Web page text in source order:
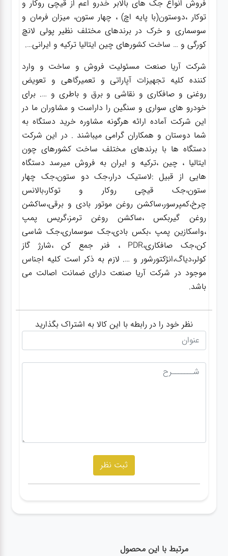
فروش انواع جک های بالابر خدرو اعم از قیچی روکار و
توکار ،دوستون(با پایه اچ) ، چهار ستون، میزان فرمان و
سوسماری و خرک در برندهای مختلف نظیر پولی لانچ
کورگی و … ساخت کشورهای چین ایتالیا ترکیه و ایرانی….
شرکت آریا صنعت مسئولیت فروش و ساخت و وارد
کننده کلیه تجهیزات آپاراتی و تعمیرگاهی و تعویض
روغنی و صافکاری و نقاشی و برق و باطری و …. برای
خودرو های سواری و سنگین را داراست و مشاوران ما در
این شرکت آماده ارائه هرگونه مشاوره خرید دستگاه به
شما دوستان و همکاران گرامی میباشند . در این شرکت
دستگاه ها با برندهای مختلف ساخت کشورهای چون
ایتالیا ، چین ،ترکیه و ایران به فروش میرسد دستگاه
هایی از قبیل :لاستیک درار،جک دو ستون،جک چهار
ستون،جک قیچی روکار و توکار،بالانس
چرخ،کمپرسور،ساکشن روغن موتور بادی و برقی،ساکشن
روغن گیربکس ،ساکشن روغن ترمز،گریس پمپ
،واسکازین پمپ ،بکس بادی،جک سوسماری،جک شاسی
کن،جک صافکاری،PDR ، فنر جمع کن ،شارژ گاز
کولر،دیاگ،انژکتورشور و …. لازم به ذکر است کلیه اجناس
موجود در شرکت آریا صنعت دارای ضمانت اصالت می
باشد.
نظر خود را در رابطه با این کالا به اشتراک بگذارید
مرتبط با این محصول